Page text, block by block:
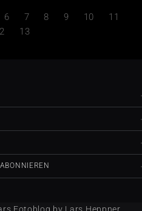
6 7 8 9 10
11
13